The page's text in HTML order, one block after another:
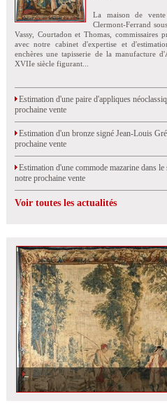
La maison de
Clermont-Ferrand
Vassy, Courtadon et Thomas, commissaires
avec notre cabinet d'expertise et
enchères une tapisserie de la manufacture
XVIIe siècle figurant...
Estimation d'une paire d'appliques
prochaine vente
Estimation d'un bronze signé Jean-Louis
prochaine vente
Estimation d'une commode mazarine dans le
notre prochaine vente
Voir toutes les actualités